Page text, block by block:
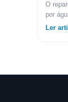
O
por
Ler